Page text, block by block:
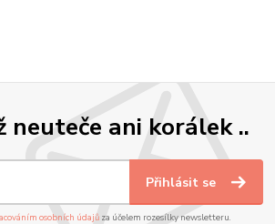
neuteče ani korálek ..
Přihlásit se
osobních údajůza účelem rozesílky newsletteru.